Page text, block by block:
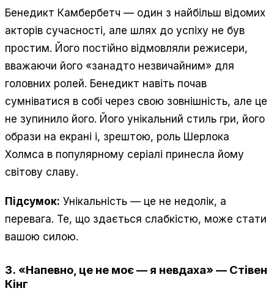
Бенедикт Камбербетч — один з найбільш відомих
акторів сучасності, але шлях до успіху не був
простим. Його постійно відмовляли режисери,
вважаючи його «занадто незвичайним» для
головних ролей. Бенедикт навіть почав
сумніватися в собі через свою зовнішність, але це
не зупинило його. Його унікальний стиль гри, його
образи на екрані і, зрештою, роль Шерлока
Холмса в популярному серіалі принесла йому
світову славу.
Підсумок: Унікальність — це не недолік, а
перевага. Те, що здається слабкістю, може стати
вашою силою.
3. «Напевно, це не моє — я невдаха» — Стівен
Кінг